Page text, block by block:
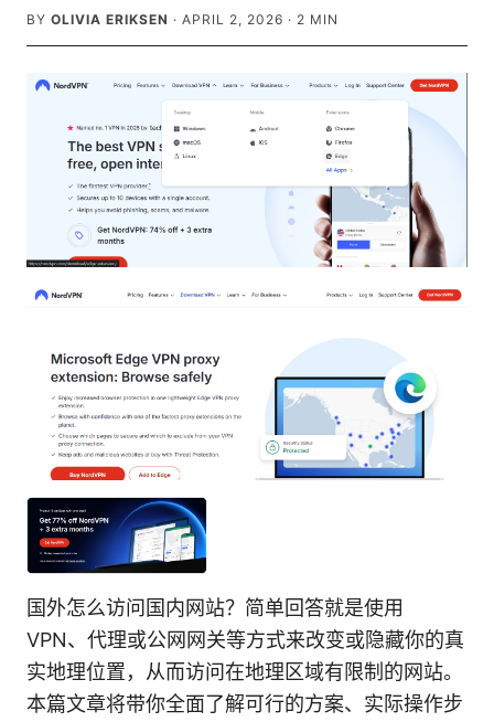
BY OLIVIA ERIKSEN · APRIL 2, 2026 · 2 MIN
国外怎么访问国内网站？简单回答就是使用
VPN、代理或公网网关等方式来改变或隐藏你的真
实地理位置，从而访问在地理区域有限制的网站。
本篇文章将带你全面了解可行的方案、实际操作步